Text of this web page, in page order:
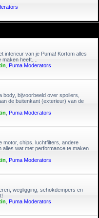
interieur van je Puma! Kortom alles
heeft....
Puma Moderators
body, bijvoorbeeld over spoilers,
de buitenkant (exterieur) van de
Puma Moderators
motor, chips, luchtfilters, andere
alles wat met performance te maken
Puma Moderators
wegligging, schokdempers en
Puma Moderators